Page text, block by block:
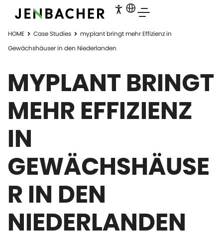
HOME Case Studies
myplant bringt mehr Effizienz in
Gewächshäuser in den Niederlanden
MYPLANT BRINGT
MEHR EFFIZIENZ
IN
GEWÄCHSHÄUSE
R IN DEN
NIEDERLANDEN